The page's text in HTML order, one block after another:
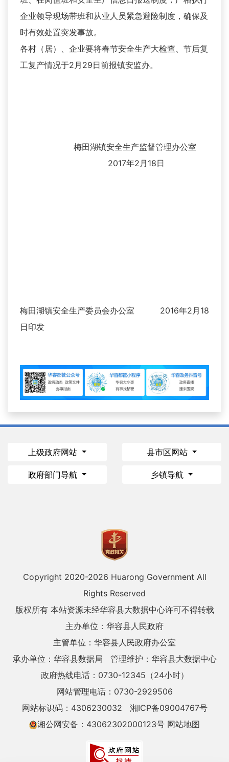
企业领导现场带班和从业人员紧急避险制度，确保及
时有效处置突发事故。
各村（居）、企业要将春节安全生产大检查、节后复
工复产情况于2月29日前报镇安监办。
梅田湖镇安全生产监督管理办公室
2017年2月18日
梅田湖镇安全生产委员会办公室 2016年2月18
日印发
上级政府网站 县市区网站
政府部门导航 乡镇导航
Copyright 2020-2026 Huarong Government All
Rights Reserved
版权所有 本站资源未经华容县大数据中心许可不得转载
主办单位：华容县人民政府
主管单位：华容县人民政府办公室
承办单位：华容县数据局
管理维护：华容县大数据中心
政府热线电话：0730-12345（24小时）
网站管理电话：0730-2929506
网站标识码：4306230032
湘ICP备09004767号
湘公网安备：43062302000123号 网站地图